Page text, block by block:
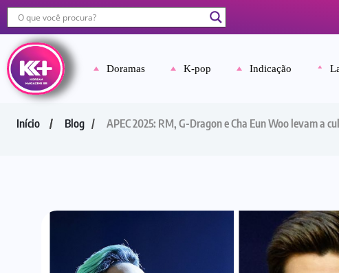
Doramas K-pop Indicação
Início Blog APEC 2025: RM, G-Dragon e Cha Eun Woo levam a